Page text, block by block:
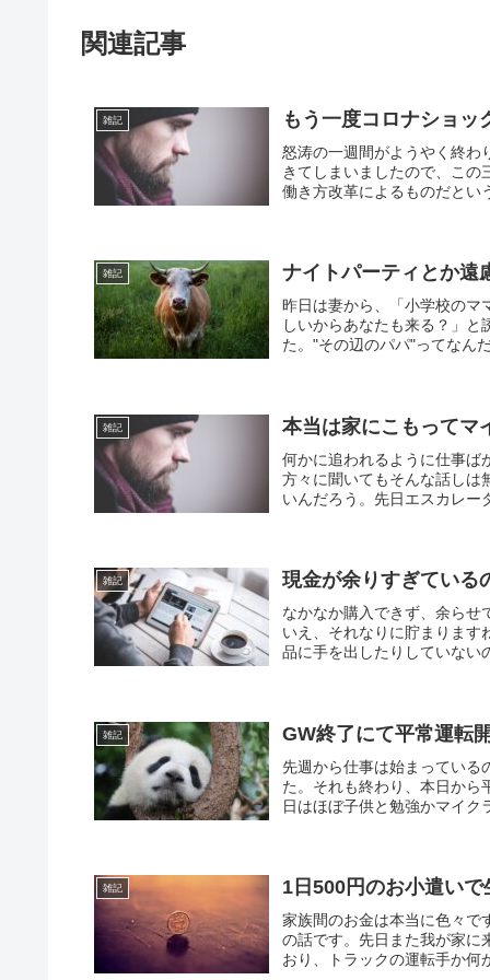
関連記事
雑記 もう一度コロナショッ
怒涛の一週間がようやく終わ
きてしまいましたので、こ
働き方改革によるものだとい
雑記 ナイトパーティとか遠
昨日は妻から、「小学校のマ
しいからあなたも来る？」
た。"その辺のパパ"ってなん
雑記 本当は家にこもってマ
何かに追われるように仕事
方々に聞いてもそんな話し
いんだろう。先日エスカレー
雑記 現金が余りすぎている
なかなか購入できず、余らせ
いえ、それなりに貯まりま
品に手を出したりしていない
雑記 GW終了にて平常運転
先週から仕事は始まっている
た。それも終わり、本日から
日はほぼ子供と勉強かマイ
雑記 1日500円のお小遣いで
家族間のお金は本当に色々で
の話です。先日また我が家に
おり、トラックの運転手か何